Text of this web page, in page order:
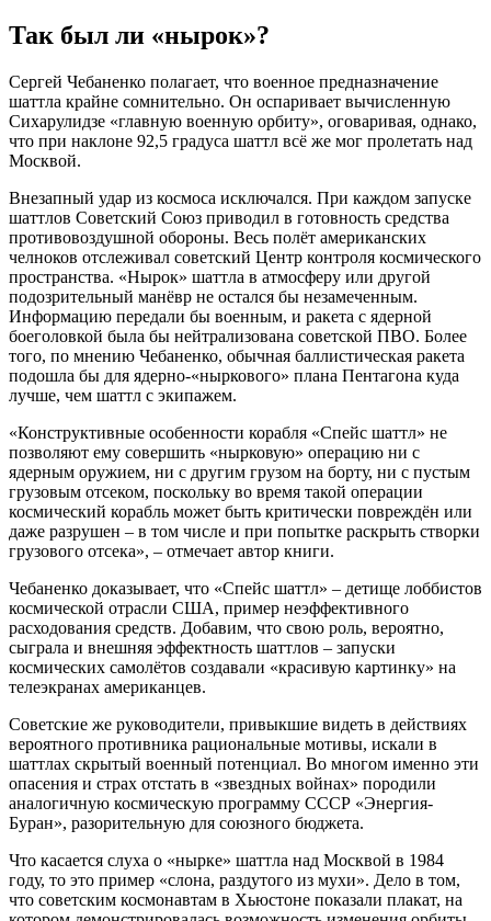
Так был ли «нырок»?
Сергей Чебаненко полагает, что военное предназначение
шаттла крайне сомнительно. Он оспаривает вычисленную
Сихарулидзе «главную военную орбиту», оговаривая, однако,
что при наклоне 92,5 градуса шаттл всё же мог пролетать над
Москвой.
Внезапный удар из космоса исключался. При каждом запуске
шаттлов Советский Союз приводил в готовность средства
противовоздушной обороны. Весь полёт американских
челноков отслеживал советский Центр контроля космического
пространства. «Нырок» шаттла в атмосферу или другой
подозрительный манёвр не остался бы незамеченным.
Информацию передали бы военным, и ракета с ядерной
боеголовкой была бы нейтрализована советской ПВО. Более
того, по мнению Чебаненко, обычная баллистическая ракета
подошла бы для ядерно-«ныркового» плана Пентагона куда
лучше, чем шаттл с экипажем.
«Конструктивные особенности корабля «Спейс шаттл» не
позволяют ему совершить «нырковую» операцию ни с
ядерным оружием, ни с другим грузом на борту, ни с пустым
грузовым отсеком, поскольку во время такой операции
космический корабль может быть критически повреждён или
даже разрушен – в том числе и при попытке раскрыть створки
грузового отсека», – отмечает автор книги.
Чебаненко доказывает, что «Спейс шаттл» – детище лоббистов
космической отрасли США, пример неэффективного
расходования средств. Добавим, что свою роль, вероятно,
сыграла и внешняя эффектность шаттлов – запуски
космических самолётов создавали «красивую картинку» на
телеэкранах американцев.
Советские же руководители, привыкшие видеть в действиях
вероятного противника рациональные мотивы, искали в
шаттлах скрытый военный потенциал. Во многом именно эти
опасения и страх отстать в «звездных войнах» породили
аналогичную космическую программу СССР «Энергия-
Буран», разорительную для союзного бюджета.
Что касается слуха о «нырке» шаттла над Москвой в 1984
году, то это пример «слона, раздутого из мухи». Дело в том,
что советским космонавтам в Хьюстоне показали плакат, на